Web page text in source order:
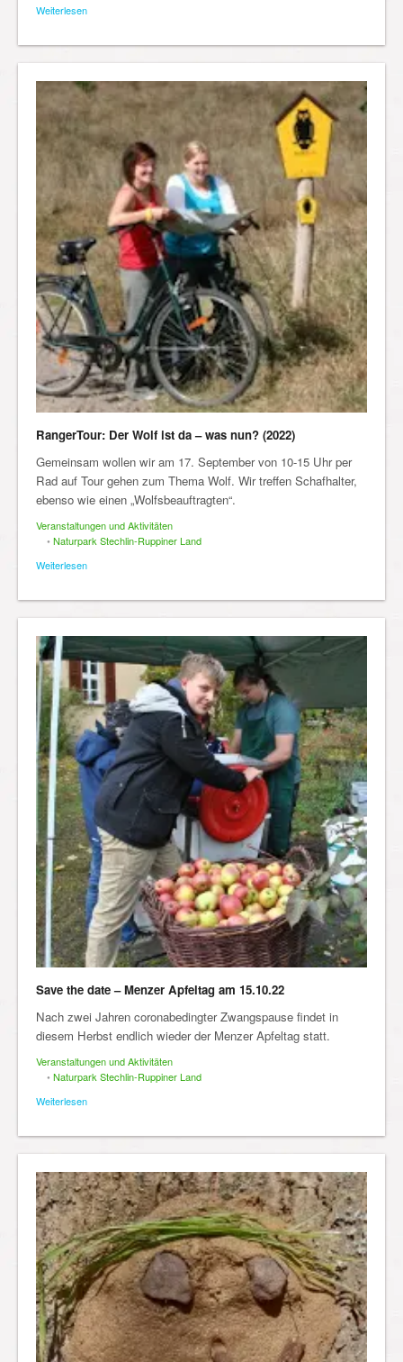
Weiterlesen
RangerTour: Der Wolf ist da – was nun? (2022)
Gemeinsam wollen wir am 17. September von 10-15 Uhr per
Rad auf Tour gehen zum Thema Wolf. Wir treffen Schafhalter,
ebenso wie einen „Wolfsbeauftragten“.
Veranstaltungen und Aktivitäten
• Naturpark Stechlin-Ruppiner Land
Weiterlesen
Save the date – Menzer Apfeltag am 15.10.22
Nach zwei Jahren coronabedingter Zwangspause findet in
diesem Herbst endlich wieder der Menzer Apfeltag statt.
Veranstaltungen und Aktivitäten
• Naturpark Stechlin-Ruppiner Land
Weiterlesen